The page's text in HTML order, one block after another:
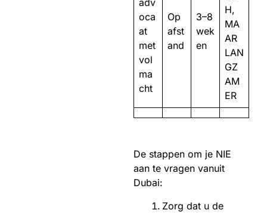
adv
oca
at
met
vol
ma
cht
Op
afst
and
3–8
wek
en
H,
MA
AR
LAN
GZ
AM
ER
De stappen om je NIE
aan te vragen vanuit
Dubai:
Zorg dat u de